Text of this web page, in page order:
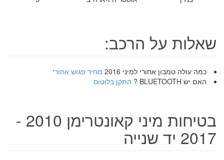
שאלות על הרכב:
כמה עולה טמבון אחורי למיני 2016
מחיר פגוש אחורי
האם יש BLUETOOTH ?
התקן בלוטוס
בטיחות מיני קאונטרימן 2010 -
2017 יד שנייה